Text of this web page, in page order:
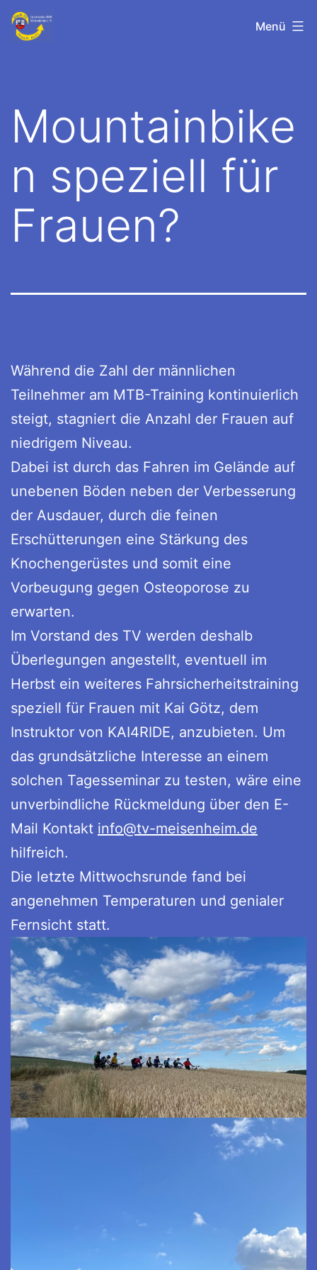
Zum
Inhalt
TV-
Menü
Mountainbike
n speziell für
Frauen?
Während die Zahl der männlichen
Teilnehmer am MTB-Training kontinuierlich
steigt, stagniert die Anzahl der Frauen auf
niedrigem Niveau.
Dabei ist durch das Fahren im Gelände auf
unebenen Böden neben der Verbesserung
der Ausdauer, durch die feinen
Erschütterungen eine Stärkung des
Knochengerüstes und somit eine
Vorbeugung gegen Osteoporose zu
erwarten.
Im Vorstand des TV werden deshalb
Überlegungen angestellt, eventuell im
Herbst ein weiteres Fahrsicherheitstraining
speziell für Frauen mit Kai Götz, dem
Instruktor von KAI4RIDE, anzubieten. Um
das grundsätzliche Interesse an einem
solchen Tagesseminar zu testen, wäre eine
unverbindliche Rückmeldung über den E-
Mail Kontakt info@tv-meisenheim.de
hilfreich.
Die letzte Mittwochsrunde fand bei
angenehmen Temperaturen und genialer
Fernsicht statt.